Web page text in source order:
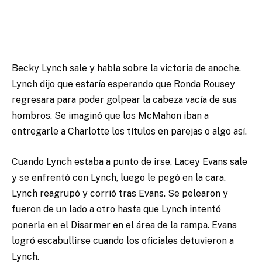
Becky Lynch sale y habla sobre la victoria de anoche.
Lynch dijo que estaría esperando que Ronda Rousey
regresara para poder golpear la cabeza vacía de sus
hombros. Se imaginó que los McMahon iban a
entregarle a Charlotte los títulos en parejas o algo así.
Cuando Lynch estaba a punto de irse, Lacey Evans sale
y se enfrentó con Lynch, luego le pegó en la cara.
Lynch reagrupó y corrió tras Evans. Se pelearon y
fueron de un lado a otro hasta que Lynch intentó
ponerla en el Disarmer en el área de la rampa. Evans
logró escabullirse cuando los oficiales detuvieron a
Lynch.